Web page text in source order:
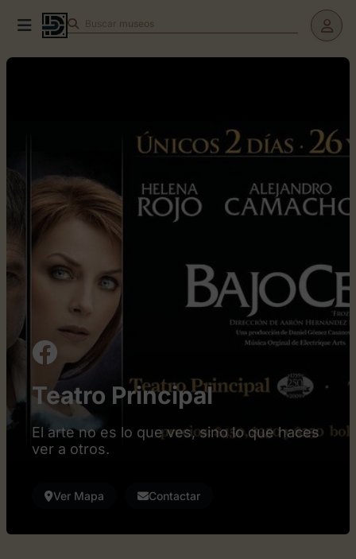
Buscar teatros
Teatro Principal
El arte no es lo que ves, sino lo que haces
ver a otros.
Ver Mapa Contactar